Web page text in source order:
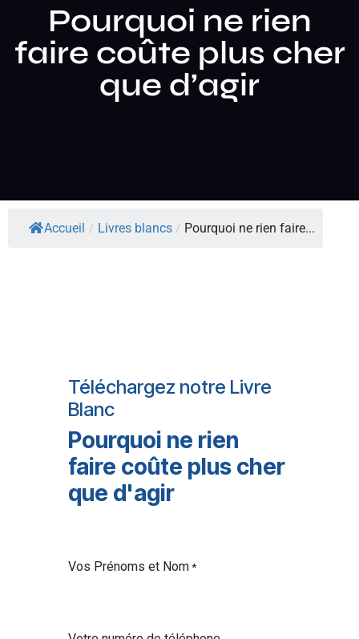
Pourquoi ne rien
faire coûte plus cher
que d’agir
Accueil / Livres blancs / Pourquoi ne rien faire...